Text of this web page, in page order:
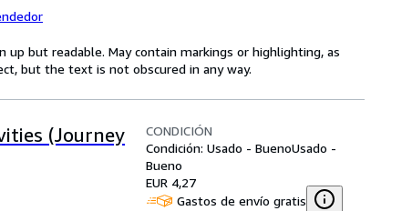
up but readable. May contain markings or highlighting, as
but the text is not obscured in any way.
(Journey
CONDICIÓN
Condición: Usado - BuenoUsado -
Bueno
EUR 4,27
Gastos de envío gratis